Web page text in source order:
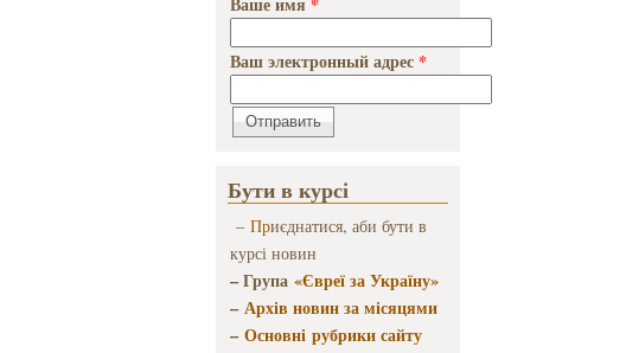
Ваш электронный адрес *
Бути в курсі
– Приєднатися, аби бути в
курсі новин
– Група «Євреї за Україну»
–Архів новин за місяцями
–Основні рубрики сайту